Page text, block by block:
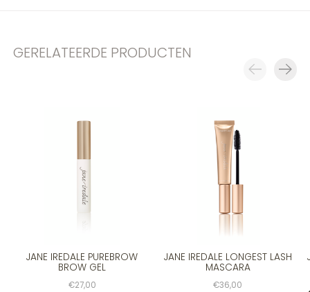
GERELATEERDE PRODUCTEN
JANE IREDALE PUREBROW
BROW GEL
€27,00
JANE IREDALE LONGEST LASH
MASCARA
€36,00